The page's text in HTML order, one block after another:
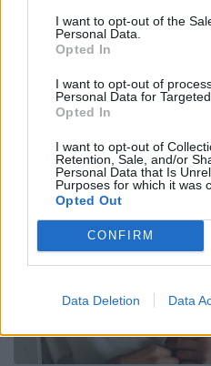
I want to opt-out of the
Personal Data.
Opted In
I want to opt-out of
Personal Data for
Opted In
I want to opt-out of
Retention, Sale, and/or
Personal Data that Is
Purposes for which it was
Opted Out
CONFIRM
Data Deletion Data